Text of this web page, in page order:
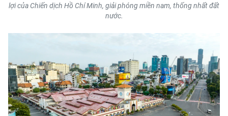
lợi của Chiến dịch Hồ Chí Minh, giải phóng miền nam, thống nhất đất
nước.